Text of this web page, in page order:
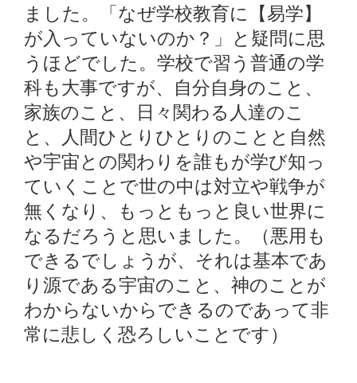
ました。「なぜ学校教育に【易学】
が入っていないのか？」と疑問に思
うほどでした。学校で習う普通の学
科も大事ですが、自分自身のこと、
家族のこと、日々関わる人達のこ
と、人間ひとりひとりのことと自然
や宇宙との関わりを誰もが学び知っ
ていくことで世の中は対立や戦争が
無くなり、もっともっと良い世界に
なるだろうと思いました。（悪用も
できるでしょうが、それは基本であ
り源である宇宙のこと、神のことが
わからないからできるのであって非
常に悲しく恐ろしいことです）